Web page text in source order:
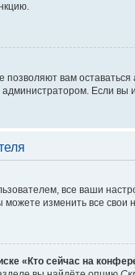
вам
Если
все ваши
можете изменить все свои
«Кто сейчас на